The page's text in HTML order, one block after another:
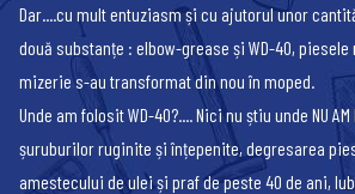
Dar....cu mult entuziasm și cu ajutorul unor
două substanțe : elbow-grease și WD-40,
mizerie s-au transformat din nou în moped.
Unde am folosit WD-40?.... Nici nu știu unde NU AM
șuruburilor ruginite și înțepenite, degresarea
amestecului de ulei și praf de peste 40 de ani,